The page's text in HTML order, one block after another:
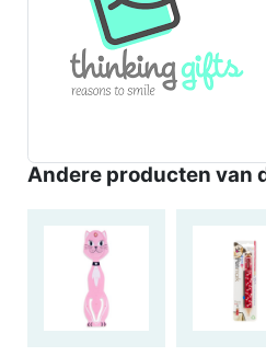
Andere producten van